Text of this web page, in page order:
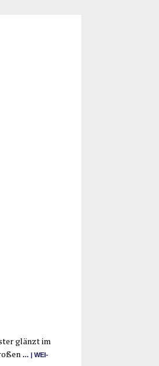
glänzt im
… | WEI­